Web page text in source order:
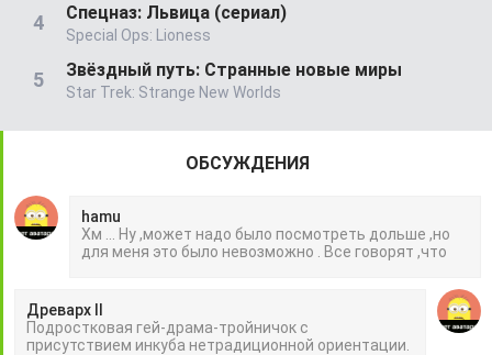
Спецназ: Львица (сериал)
Special Ops: Lioness
Звёздный путь: Странные новые миры
Star Trek: Strange New Worlds
ОБСУЖДЕНИЯ
hamu
Хм ... Ну ,может надо было посмотреть дольше ,но
для меня это было невозможно . Все говорят ,что
Древарх II
Подростковая гей-драма-тройничок с
присутствием инкуба нетрадиционной ориентации.